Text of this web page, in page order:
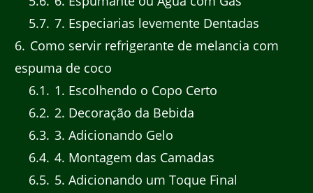
5.7 7. Especiarias levemente Dentadas
6 Como servir refrigerante de melancia com
espuma de coco
6.1
1. Escolhendo o Copo Certo
6.2 2. Decoração da Bebida
6.3 3. Adicionando Gelo
6.4 4. Montagem das Camadas
6.5 5. Adicionando um Toque Final